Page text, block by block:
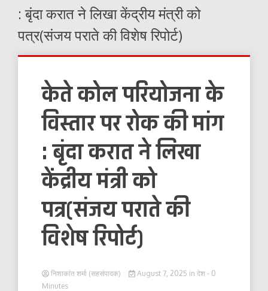
: बृंदा करात ने लिखा केंद्रीय मंत्री को
पत्र(संजय पराते की विशेष रिपोर्ट)
केते कोल परियोजना के
विस्तार पर रोक की मांग
: बृंदा करात ने लिखा
केंद्रीय मंत्री को
पत्र(संजय पराते की
विशेष रिपोर्ट)
निशाकांत शर्मा (सहसंपादक) August 7, 2025 in देश - 0
Minutes